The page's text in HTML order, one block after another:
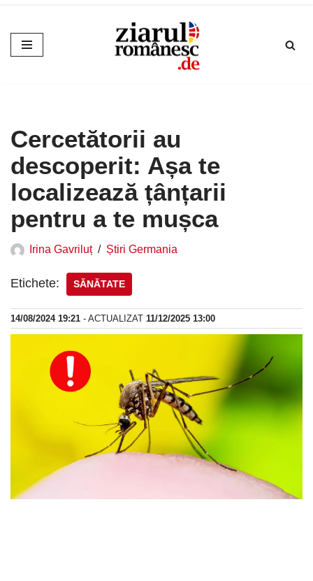
Sari
la
Cercetătorii au
descoperit: Așa te
localizează țânțarii
pentru a te mușca
Irina Gavriluț Știri Germania
Etichete: SĂNĂTATE
14/08/2024 19:21 - ACTUALIZAT 11/12/2025 13:00